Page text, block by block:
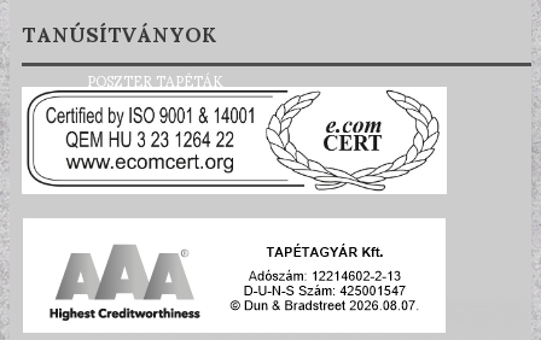
POSZTER TAPÉTÁK
TANÚSÍTVÁNYOK